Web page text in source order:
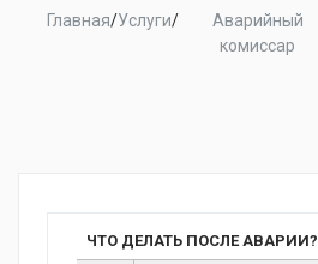
Главная/Услуги/
Аварийный
комиссар
ЧТО ДЕЛАТЬ ПОСЛЕ АВАРИИ?